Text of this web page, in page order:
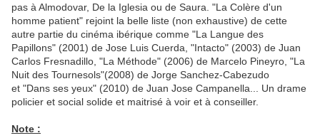
pas à Almodovar, De la Iglesia ou de Saura. "La Colère d'un
homme patient" rejoint la belle liste (non exhaustive) de cette
autre partie du cinéma ibérique comme "La Langue des
Papillons" (2001) de Jose Luis Cuerda, "Intacto" (2003) de Juan
Carlos Fresnadillo, "La Méthode" (2006) de Marcelo Pineyro, "La
Nuit des Tournesols"(2008) de Jorge Sanchez-Cabezudo
et "Dans ses yeux" (2010) de Juan Jose Campanella... Un drame
policier et social solide et maitrisé à voir et à conseiller.
Note :